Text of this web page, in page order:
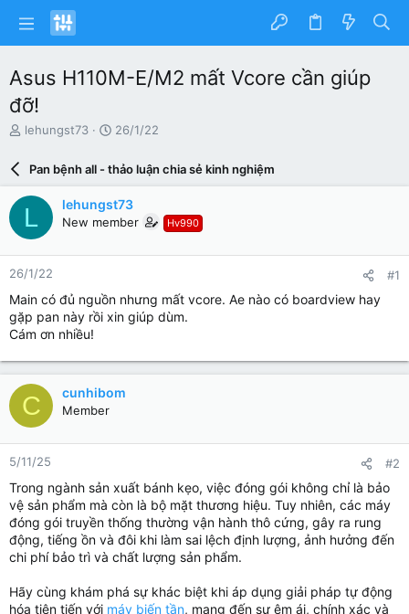
Asus H110M-E/M2 mất Vcore cần giúp
đỡ!
N
ư
ờ
i
k
h
ở
i
t
ạ
lehungst73
N
à
y
ử
i
26/1/22
Pan bệnh all - thảo luận chia sẻ kinh nghiệm
L lehungst73
New member Hv990
26/1/22 #1
Main có đủ nguồn nhưng mất vcore. Ae nào có boardview hay
gặp pan này rồi xin giúp dùm.
Cám ơn nhiều!
C cunhibom
Member
5/11/25 #2
Trong ngành sản xuất bánh kẹo, việc đóng gói không chỉ là bảo
vệ sản phẩm mà còn là bộ mặt thương hiệu. Tuy nhiên, các máy
đóng gói truyền thống thường vận hành thô cứng, gây ra rung
động, tiếng ồn và đôi khi làm sai lệch định lượng, ảnh hưởng đến
chi phí bảo trì và chất lượng sản phẩm.
Hãy cùng khám phá sự khác biệt khi áp dụng giải pháp tự động
hóa tiên tiến với máy biến tần, mang đến sự êm ái, chính xác và